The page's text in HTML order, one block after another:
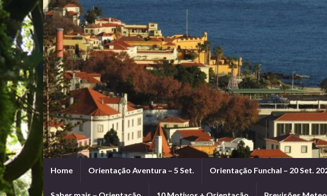
Home Orientação Aventura – 5 Set. Orientação Funchal – 20 Set.